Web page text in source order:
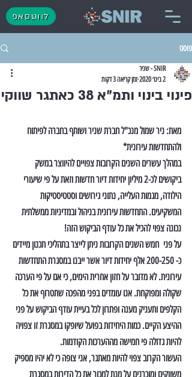
לווטסאפ
פוסט
פינוי בינוי ותמ"א 38 כאתגר שווקי
SNIR - שניר
2 בינו׳ 2020
זמן קריאה 3 דקות
מאת: ניר שמול מנכ"ל חברת שניר ושותף בחברה לפיתוח
ולהתחדשות עירונית*
במהלך עשרים השנים הקרובות צפויים להיווצר במשק
ביקושים לכ-2 מיליון יחידות דיור חדשות וזאת על פי שיעורי
הילודה, מגמות העלייה, נתוני גירושים וסטטיסטיקות
המשקיעים. התחדשות עירונית בניהול ובמדיניות ממשלתית
נכונה צפוי להכיל את כל עודף הביקוש הזה!
על פני  חמש השנים הקרובות ניתן לייצר בתהליכי תכנון מיידים
כ- 200-250 אלף יחידות דיור אשר ייבנו במסגרת התחדשות
עירונית. לא מדובר על חזון אחרית הימים, כי אם על פי הערכה
שקולה ומפוקחת. אנו עומדים בפני מהפכה שתטרוף את כל
הקלפים ותעניק מענה ופתרון לכל בעיית עודף הביקוש על פני
ההיצע הקיים. כמות היחידות בפועל שיופקו במסגרת זו צפויה
להיות גדולה פי חמישה מההערכות הקודמות.
העשור הקרוב צפוי להיות מאתגר, אני צופה כי לא יהיו מספיק
משווקים ומוכרנים על מנת למכור את כל הדירות במסגרת